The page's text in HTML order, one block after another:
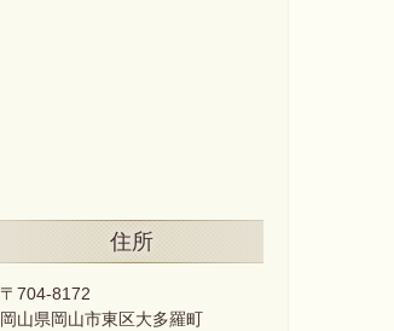
住所
〒704-8172
岡山県岡山市東区大多羅町